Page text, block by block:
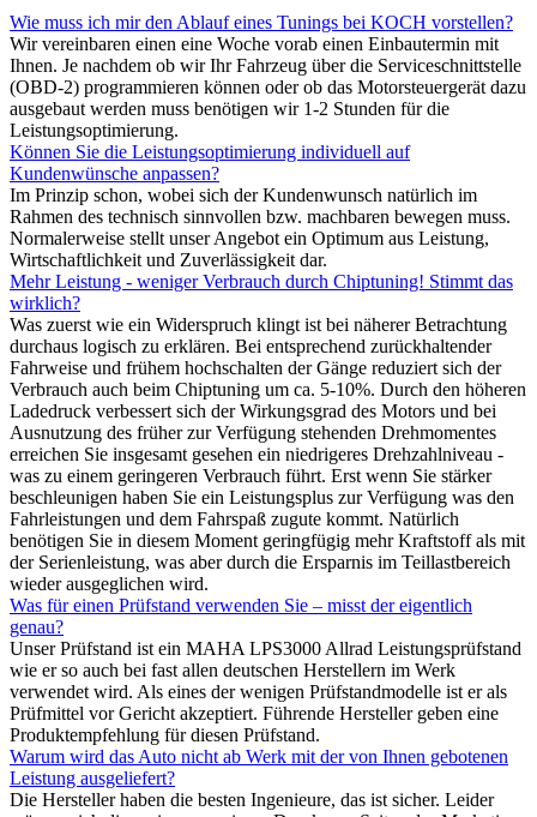
Wie muss ich mir den Ablauf eines Tunings bei KOCH vorstellen?
Wir vereinbaren einen eine Woche vorab einen Einbautermin mit
Ihnen. Je nachdem ob wir Ihr Fahrzeug über die Serviceschnittstelle
(OBD-2) programmieren können oder ob das Motorsteuergerät dazu
ausgebaut werden muss benötigen wir 1-2 Stunden für die
Leistungsoptimierung.
Können Sie die Leistungsoptimierung individuell auf
Kundenwünsche anpassen?
Im Prinzip schon, wobei sich der Kundenwunsch natürlich im
Rahmen des technisch sinnvollen bzw. machbaren bewegen muss.
Normalerweise stellt unser Angebot ein Optimum aus Leistung,
Wirtschaftlichkeit und Zuverlässigkeit dar.
Mehr Leistung - weniger Verbrauch durch Chiptuning! Stimmt das
wirklich?
Was zuerst wie ein Widerspruch klingt ist bei näherer Betrachtung
durchaus logisch zu erklären. Bei entsprechend zurückhaltender
Fahrweise und frühem hochschalten der Gänge reduziert sich der
Verbrauch auch beim Chiptuning um ca. 5-10%. Durch den höheren
Ladedruck verbessert sich der Wirkungsgrad des Motors und bei
Ausnutzung des früher zur Verfügung stehenden Drehmomentes
erreichen Sie insgesamt gesehen ein niedrigeres Drehzahlniveau -
was zu einem geringeren Verbrauch führt. Erst wenn Sie stärker
beschleunigen haben Sie ein Leistungsplus zur Verfügung was den
Fahrleistungen und dem Fahrspaß zugute kommt. Natürlich
benötigen Sie in diesem Moment geringfügig mehr Kraftstoff als mit
der Serienleistung, was aber durch die Ersparnis im Teillastbereich
wieder ausgeglichen wird.
Was für einen Prüfstand verwenden Sie – misst der eigentlich
genau?
Unser Prüfstand ist ein MAHA LPS3000 Allrad Leistungsprüfstand
wie er so auch bei fast allen deutschen Herstellern im Werk
verwendet wird. Als eines der wenigen Prüfstandmodelle ist er als
Prüfmittel vor Gericht akzeptiert. Führende Hersteller geben eine
Produktempfehlung für diesen Prüfstand.
Warum wird das Auto nicht ab Werk mit der von Ihnen gebotenen
Leistung ausgeliefert?
Die Hersteller haben die besten Ingenieure, das ist sicher. Leider